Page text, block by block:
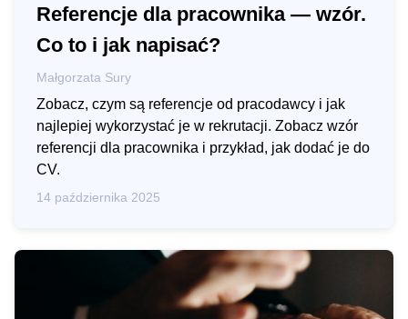
Referencje dla pracownika — wzór.
Co to i jak napisać?
Małgorzata Sury
Zobacz, czym są referencje od pracodawcy i jak
najlepiej wykorzystać je w rekrutacji. Zobacz wzór
referencji dla pracownika i przykład, jak dodać je do
CV.
14 października 2025